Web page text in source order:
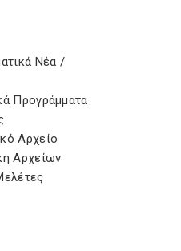
Νέα /
Προγράμματα
Αρχείο
Αρχείων